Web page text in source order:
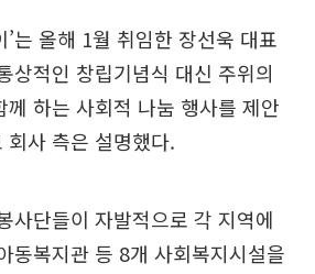
’는 올해 1월 취임한 장선욱 대표
상적인 창립기념식 대신 주위의
께 하는 사회적 나눔 행사를 제안
회사 측은 설명했다.
사단들이 자발적으로 각 지역에
동복지관 등 8개 사회복지시설을